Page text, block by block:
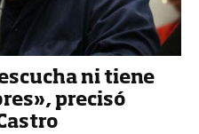
ni tiene
precisó